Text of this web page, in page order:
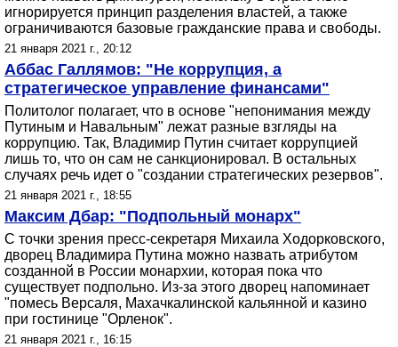
игнорируется принцип разделения властей, а также
ограничиваются базовые гражданские права и свободы.
21 января 2021 г., 20:12
Аббас Галлямов: "Не коррупция, а
стратегическое управление финансами"
Политолог полагает, что в основе "непонимания между
Путиным и Навальным" лежат разные взгляды на
коррупцию. Так, Владимир Путин считает коррупцией
лишь то, что он сам не санкционировал. В остальных
случаях речь идет о "создании стратегических резервов".
21 января 2021 г., 18:55
Максим Дбар: "Подпольный монарх"
С точки зрения пресс-секретаря Михаила Ходорковского,
дворец Владимира Путина можно назвать атрибутом
созданной в России монархии, которая пока что
существует подпольно. Из-за этого дворец напоминает
"помесь Версаля, Махачкалинской кальянной и казино
при гостинице "Орленок".
21 января 2021 г., 16:15